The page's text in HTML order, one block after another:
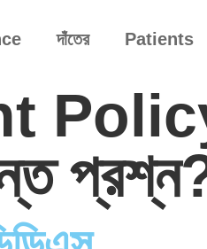
দাঁতের Patients